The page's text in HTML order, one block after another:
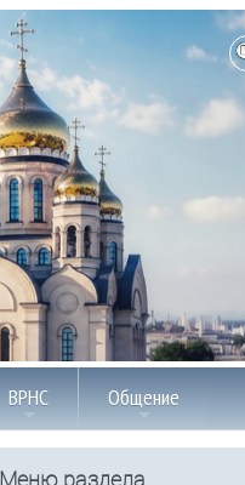
ВРНС Общение
Меню раздела